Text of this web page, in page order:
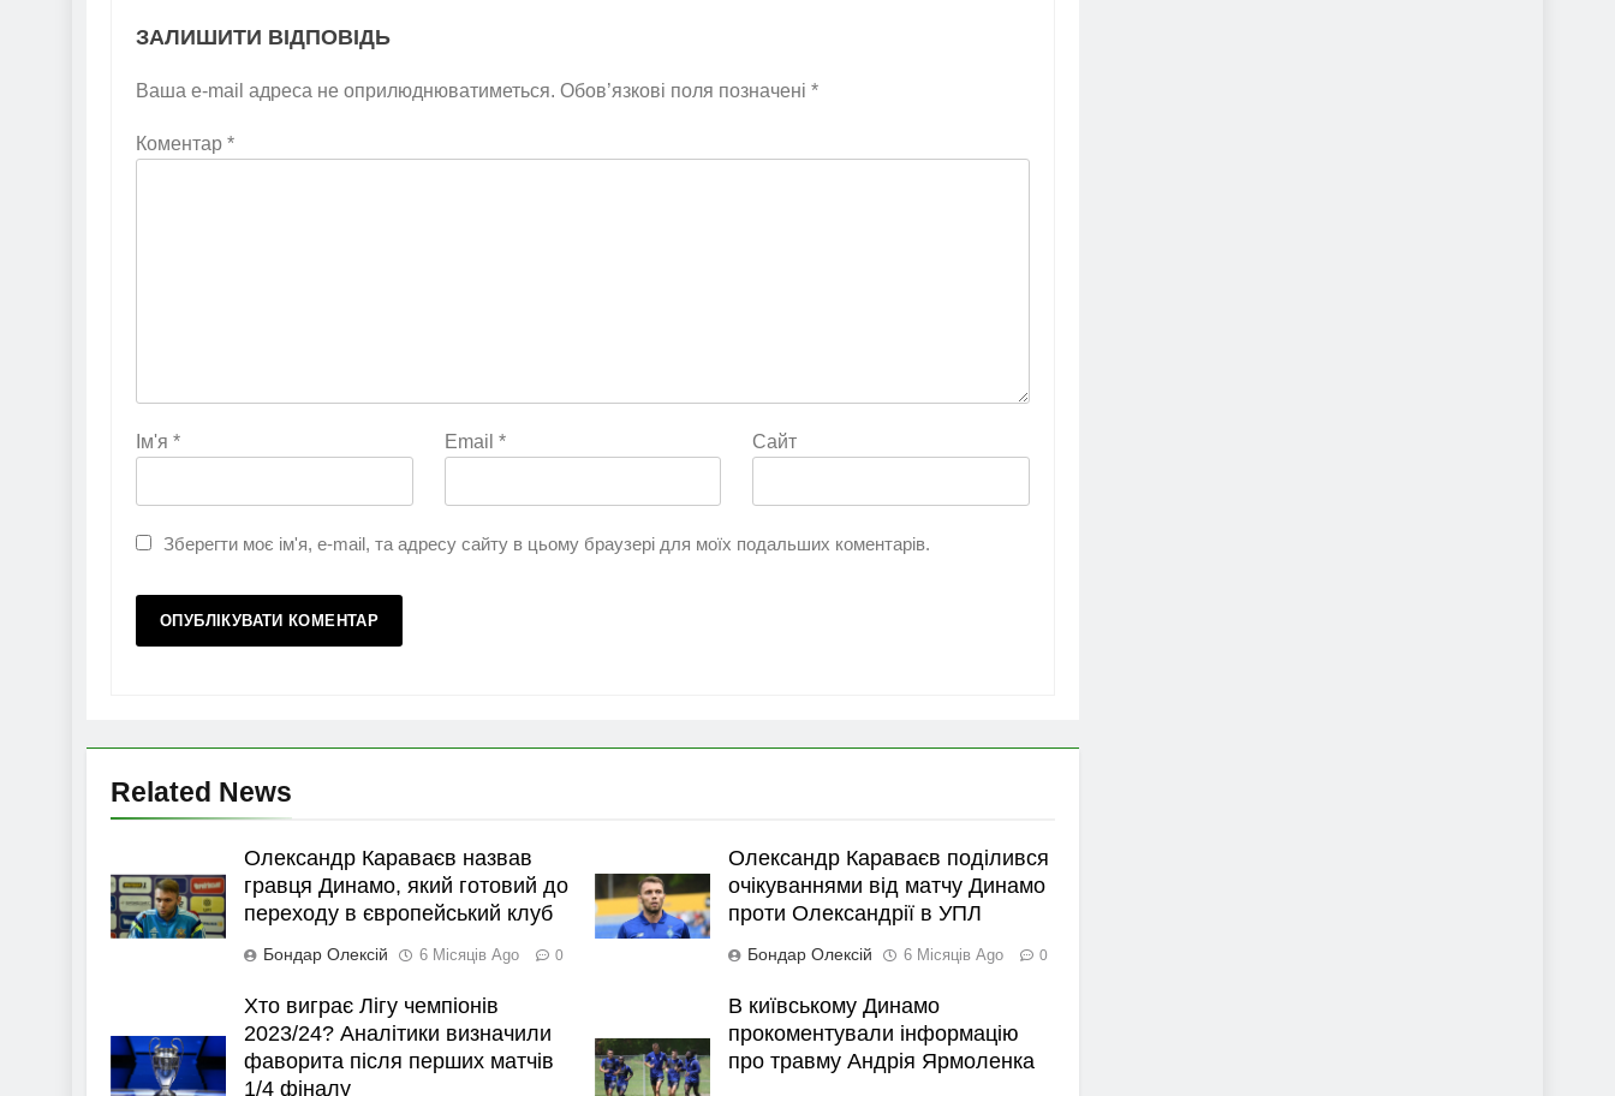
ЗАЛИШИТИ ВІДПОВІДЬ
Ваша e-mail адреса не оприлюднюватиметься. Обов’язкові поля позначені *
Коментар *
Ім'я * Email * Сайт
Зберегти моє ім'я, e-mail, та адресу сайту в цьому браузері для моїх подальших коментарів.
Related News
Олександр Караваєв назвав
гравця Динамо, який готовий до
переходу в європейський клуб
Бондар Олексій 6 Місяців Ago 0
Олександр Караваєв поділився
очікуваннями від матчу Динамо
проти Олександрії в УПЛ
Бондар Олексій 6 Місяців Ago 0
Хто виграє Лігу чемпіонів
2023/24? Аналітики визначили
фаворита після перших матчів
1/4 фіналу
В київському Динамо
прокоментували інформацію
про травму Андрія Ярмоленка